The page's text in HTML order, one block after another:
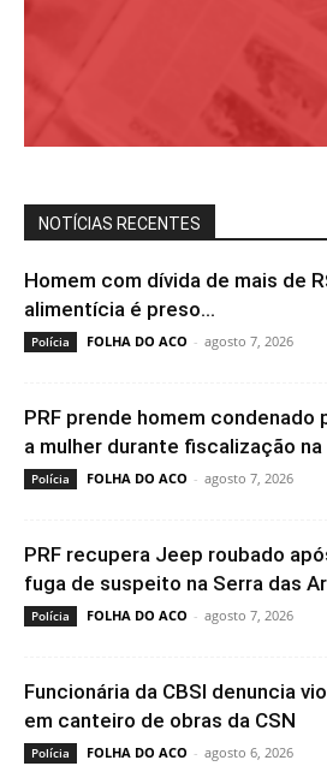
NOTÍCIAS RECENTES
Homem com dívida de mais de
alimentícia é preso...
Polícia FOLHA DO ACO - agosto 7, 2026
PRF prende homem
a mulher durante fiscalização na
Polícia FOLHA DO ACO - agosto 7, 2026
PRF recupera Jeep roubado
fuga de suspeito na Serra das
Polícia FOLHA DO ACO - agosto 7, 2026
Funcionária da CBSI denuncia
em canteiro de obras da CSN
Polícia FOLHA DO ACO - agosto 6, 2026